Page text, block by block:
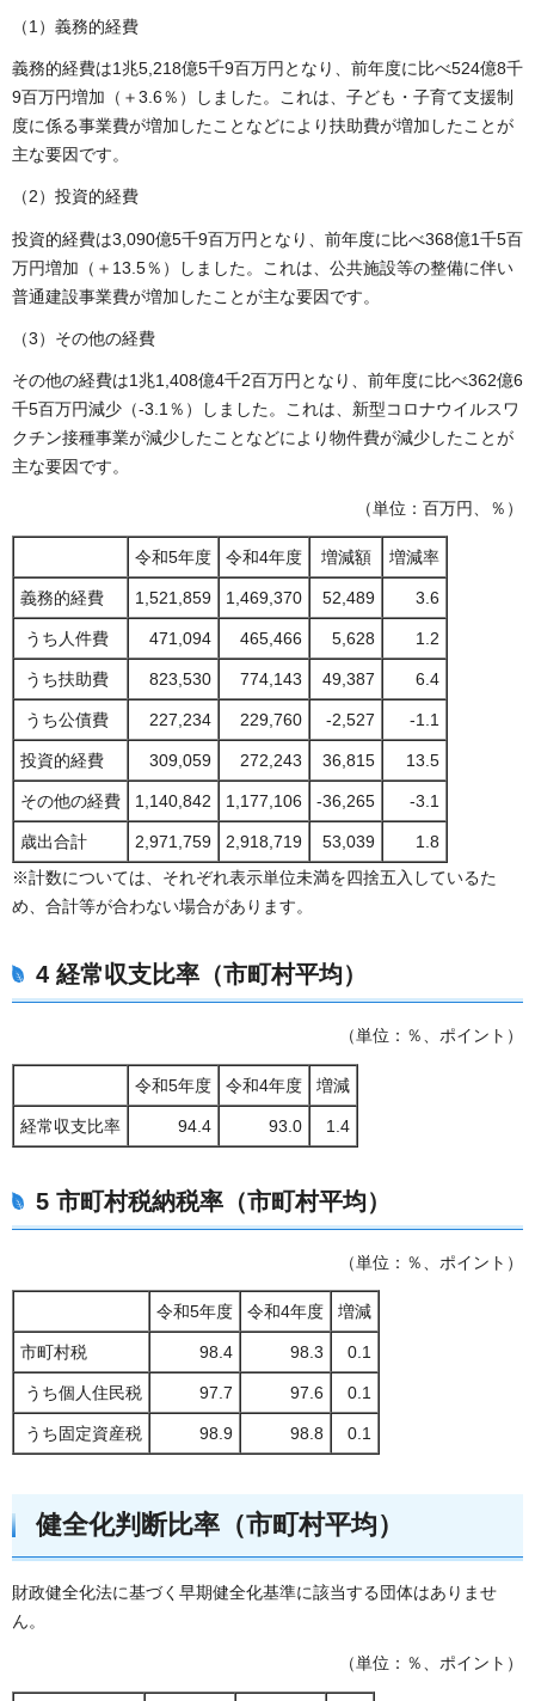
（1）義務的経費
義務的経費は1兆5,218億5千9百万円となり、前年度に比べ524億8千
9百万円増加（＋3.6％）しました。これは、子ども・子育て支援制
度に係る事業費が増加したことなどにより扶助費が増加したことが
主な要因です。
（2）投資的経費
投資的経費は3,090億5千9百万円となり、前年度に比べ368億1千5百
万円増加（＋13.5％）しました。これは、公共施設等の整備に伴い
普通建設事業費が増加したことが主な要因です。
（3）その他の経費
その他の経費は1兆1,408億4千2百万円となり、前年度に比べ362億6
千5百万円減少（-3.1％）しました。これは、新型コロナウイルスワ
クチン接種事業が減少したことなどにより物件費が減少したことが
主な要因です。
（単位：百万円、％）
令和5年度 令和4年度 増減額 増減率
義務的経費 1,521,859 1,469,370 52,489 3.6
うち人件費 471,094 465,466 5,628 1.2
うち扶助費 823,530 774,143 49,387 6.4
うち公債費 227,234 229,760 -2,527 -1.1
投資的経費 309,059 272,243 36,815 13.5
その他の経費 1,140,842 1,177,106 -36,265 -3.1
歳出合計 2,971,759 2,918,719 53,039
1.8
※計数については、それぞれ表示単位未満を四捨五入しているた
め、合計等が合わない場合があります。
4 経常収支比率（市町村平均）
（単位：％、ポイント）
令和5年度 令和4年度 増減
経常収支比率 94.4 93.0 1.4
5 市町村税納税率（市町村平均）
（単位：％、ポイント）
令和5年度 令和4年度 増減
市町村税 98.4 98.3 0.1
うち個人住民税 97.7 97.6 0.1
うち固定資産税 98.9 98.8 0.1
健全化判断比率（市町村平均）
財政健全化法に基づく早期健全化基準に該当する団体はありませ
ん。
（単位：％、ポイント）